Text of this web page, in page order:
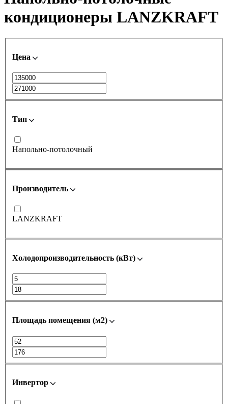
кондиционеры LANZKRAFT
Цена
Тип
Напольно-потолочный
Производитель
LANZKRAFT
Холодопроизводительность (кВт)
Площадь помещения (м2)
Инвертор